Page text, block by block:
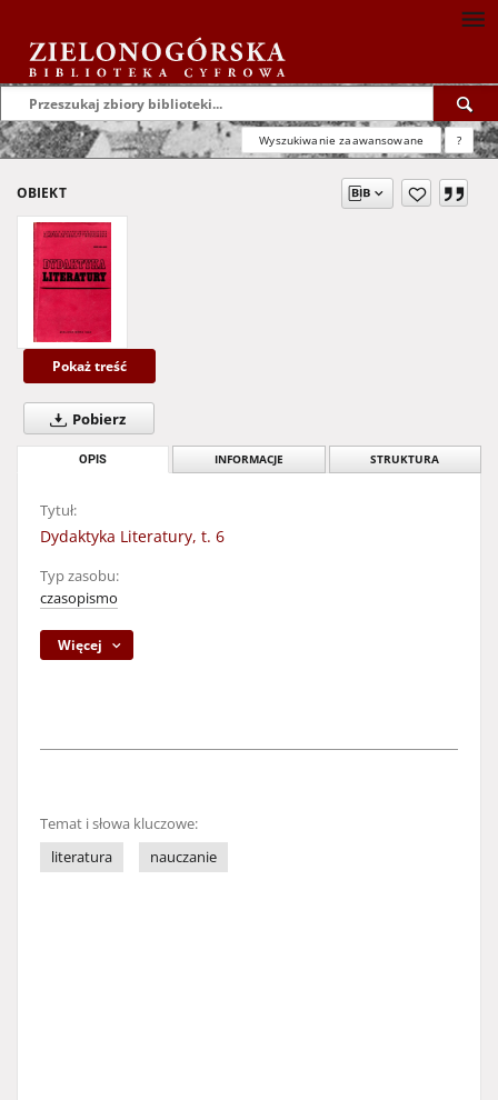
Wyszukiwanie zaawansowane ?
OBIEKT
Pokaż treść
Pobierz
OPIS INFORMACJE STRUKTURA
Tytuł:
Dydaktyka Literatury, t. 6
Typ zasobu:
czasopismo
Więcej
Temat i słowa kluczowe:
literatura
nauczanie